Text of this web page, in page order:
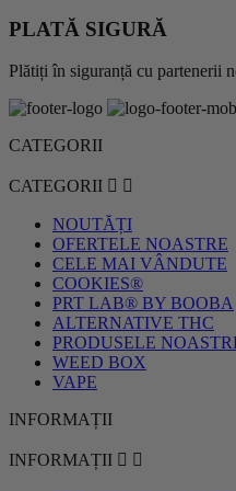
PLATĂ SIGURĂ
Plătiți în siguranță cu partenerii
CATEGORII
CATEGORII  
NOUTĂȚI
OFERTELE NOASTRE
CELE MAI VÂNDUTE
COOKIES®
PRT LAB® BY BOOBA
ALTERNATIVE THC
PRODUSELE
WEED BOX
VAPE
INFORMAȚII
INFORMAȚII  